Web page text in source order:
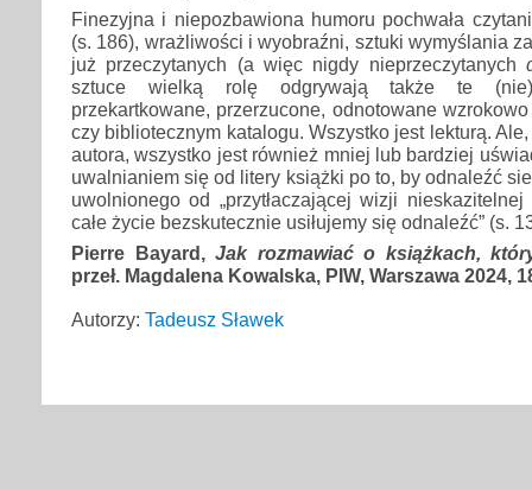
Finezyjna i niepozbawiona humoru pochwała
(s. 186), wrażliwości i wyobraźni, sztuki wymyślania
już przeczytanych (a więc nigdy nieprzeczytanych
sztuce wielką rolę odgrywają także te
przekartkowane, przerzucone, odnotowane
czy bibliotecznym katalogu. Wszystko jest lekturą.
autora, wszystko jest również mniej lub bardziej
uwalnianiem się od litery książki po to, by odnaleźć
uwolnionego od „przytłaczającej wizji
całe życie bezskutecznie usiłujemy się odnaleźć” (s.
Pierre Bayard,Jak rozmawiać o książkach,
przeł. Magdalena Kowalska, PIW, Warszawa 2024,
Autorzy: Tadeusz Sławek